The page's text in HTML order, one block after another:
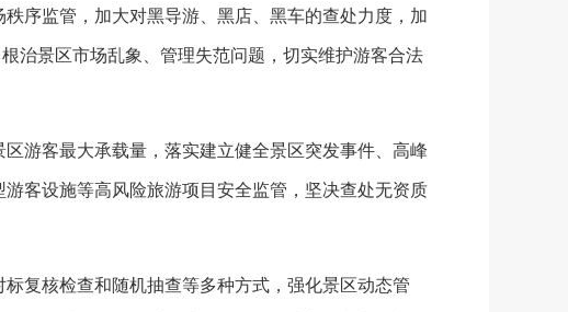
序监管，加大对黑导游、黑店、黑车的查处力度，加
治景区市场乱象、管理失范问题，切实维护游客合法
游客最大承载量，落实建立健全景区突发事件、高峰
客设施等高风险旅游项目安全监管，坚决查处无资质
复核检查和随机抽查等多种方式，强化景区动态管